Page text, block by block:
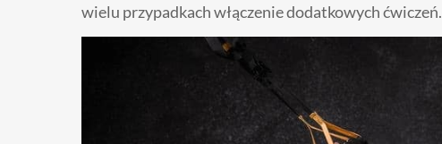
wielu przypadkach włączenie dodatkowych ćwiczeń.